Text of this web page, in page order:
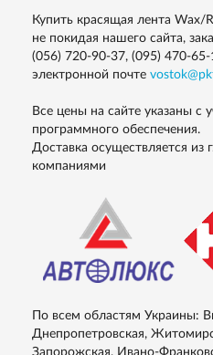
Купить красящая лента
не покидая нашего сайта,
(056) 720-90-37, (095) 470-
электронной почте
Все цены на сайте указаны
программного обеспечения.
Доставка осуществляется из
компаниями
По всем областям Украины:
Днепропетровская,
Запорожская, Ивано-